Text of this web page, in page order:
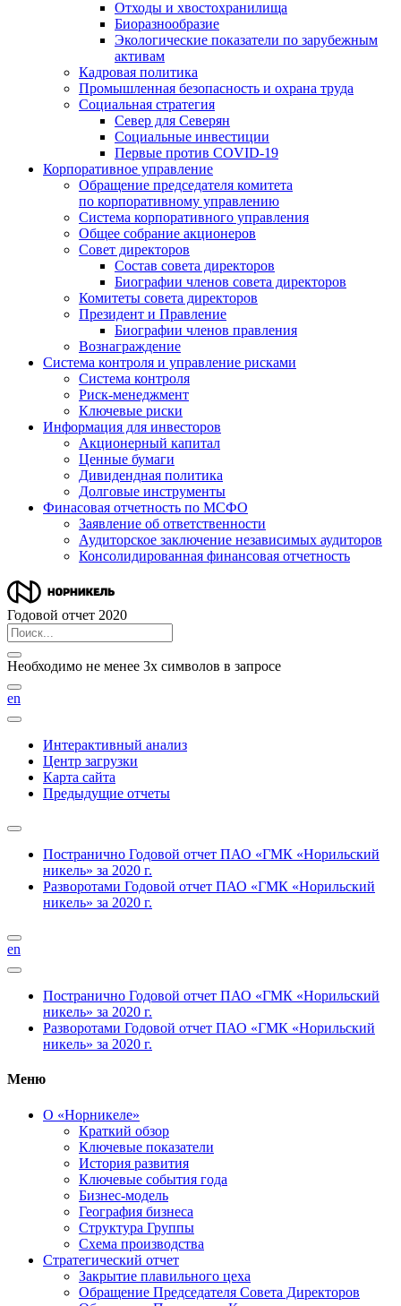
Отходы и хвостохранилища
Биоразнообразие
Экологические показатели по зарубежным
активам
Кадровая политика
Промышленная безопасность и охрана труда
Социальная стратегия
Север для Северян
Социальные инвестиции
Первые против COVID‑19
Корпоративное управление
Обращение председателя комитета
по корпоративному управлению
Система корпоративного управления
Общее собрание акционеров
Совет директоров
Состав совета директоров
Биографии членов совета директоров
Комитеты совета директоров
Президент и Правление
Биографии членов правления
Вознаграждение
Система контроля и управление рисками
Система контроля
Риск-менеджмент
Ключевые риски
Информация для инвесторов
Акционерный капитал
Ценные бумаги
Дивидендная политика
Долговые инструменты
Финасовая отчетность по МСФО
Заявление об ответственности
Аудиторское заключение независимых аудиторов
Консолидированная финансовая отчетность
Годовой отчет 2020
Необходимо не менее 3х символов в запросе
en
Интерактивный анализ
Центр загрузки
Карта сайта
Предыдущие отчеты
Постранично Годовой отчет ПАО «ГМК «Норильский
никель» за 2020 г.
Разворотами Годовой отчет ПАО «ГМК «Норильский
никель» за 2020 г.
en
Постранично Годовой отчет ПАО «ГМК «Норильский
никель» за 2020 г.
Разворотами Годовой отчет ПАО «ГМК «Норильский
никель» за 2020 г.
Меню
О «Норникеле»
Краткий обзор
Ключевые показатели
История развития
Ключевые события года
Бизнес-модель
География бизнеса
Структура Группы
Схема производства
Стратегический отчет
Закрытие плавильного цеха
Обращение Председателя Совета Директоров